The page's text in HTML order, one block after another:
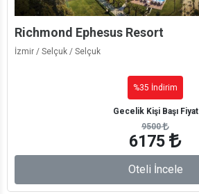
Richmond Ephesus Resort
İzmir / Selçuk / Selçuk
%35 İndirim
Gecelik Kişi Başı Fiyat
9500
6175
Oteli İncele